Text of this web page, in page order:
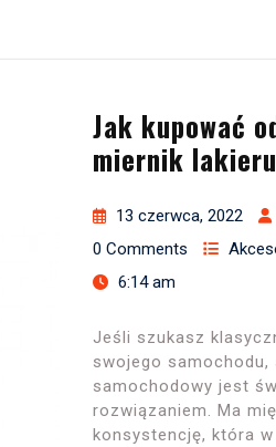
Jak kupować
miernik lakieru
13 czerwca, 2022
0 Comments
6:14 am
Jeśli szukasz
swojego samochodu,
samochodowy jest
rozwiązaniem. Ma
konsystencję, która